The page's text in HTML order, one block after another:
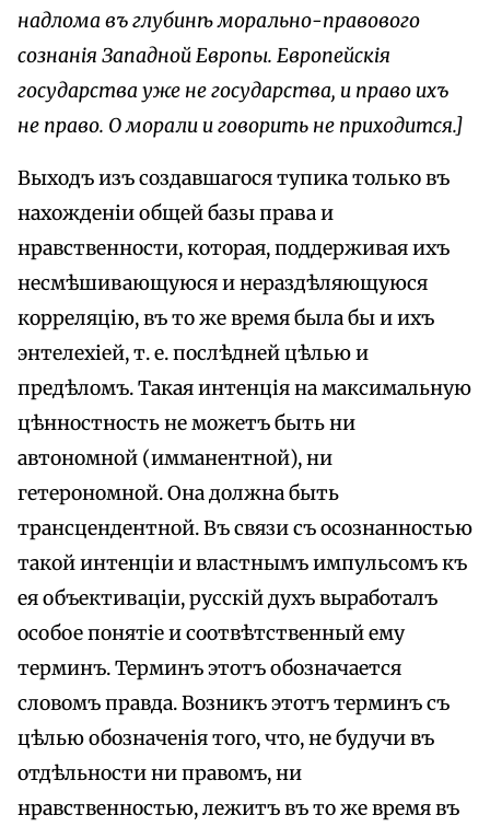
надлома въ глубинѣ морально-правового
сознанія Западной Европы. Европейскія
государства уже не государства, и право ихъ
не право. О морали и говорить не приходится.]
Выходъ изъ создавшагося тупика только въ
нахожденіи общей базы права и
нравственности, которая, поддерживая ихъ
несмѣшивающуюся и нераздѣляющуюся
корреляцію, въ то же время была бы и ихъ
энтелехіей, т. е. послѣдней цѣлью и
предѣломъ. Такая интенція на максимальную
цѣнностность не можетъ быть ни
автономной (имманентной), ни
гетерономной. Она должна быть
трансцендентной. Въ связи съ осознанностью
такой интенціи и властнымъ импульсомъ къ
ея объективаціи, русскій духъ выработалъ
особое понятіе и соотвѣтственный ему
терминъ. Терминъ этотъ обозначается
словомъ правда. Возникъ этотъ терминъ съ
цѣлью обозначенія того, что, не будучи въ
отдѣльности ни правомъ, ни
нравственностью, лежитъ въ то же время въ